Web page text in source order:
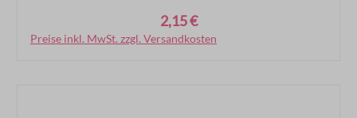
2,15 €
Preise inkl. MwSt. zzgl. Versandkosten
In den Warenkorb